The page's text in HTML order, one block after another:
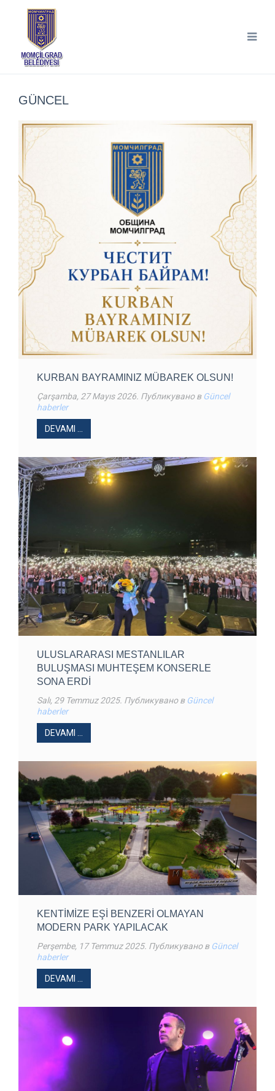
GÜNCEL
KURBAN BAYRAMINIZ MÜBAREK OLSUN!
Çarşamba, 27 Mayıs 2026 . Публикувано в Güncel
haberler
DEVAMI ...
ULUSLARARASI MESTANLILAR
BULUŞMASI MUHTEŞEM KONSERLE
SONA ERDI
Salı, 29 Temmuz 2025. Публикувано в Güncel
haberler
DEVAMI ...
KENTIMIZE EŞI BENZERI OLMAYAN
MODERN PARK YAPILACAK
Perşembe, 17 Temmuz 2025. Публикувано в Güncel
haberler
DEVAMI ...